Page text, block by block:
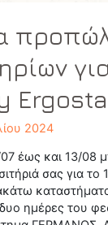
2024
έως και 13/08
σας για το
δυο ημέρες του